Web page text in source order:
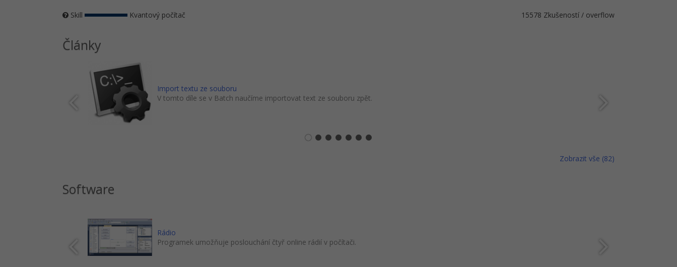
Skill Kvantový počítač 15578 Zkušeností / overflow
Články
Import textu ze souboru
V tomto díle se v Batch naučíme importovat text ze souboru zpět.
Zobrazit vše (82)
Software
Rádio
Programek umožňuje poslouchání čtyř online rádií v počítači.